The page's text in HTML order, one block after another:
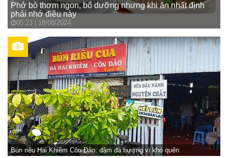
Phở bò thơm ngon, bổ dưỡng nhưng khi ăn nhất định
phải nhớ điều này
05:23 | 18/08/2024
Bún riêu Hai Khiêm Côn Đảo: đậm đà hương vị khó quên